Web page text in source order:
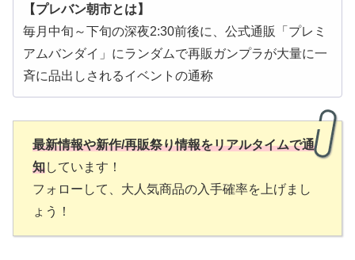
【プレバン朝市とは】
毎月中旬～下旬の深夜2:30前後に、公式通販「プレミ
アムバンダイ」にランダムで再販ガンプラが大量に一
斉に品出しされるイベントの通称
最新情報や新作/再販祭り情報をリアルタイムで通
知しています！
フォローして、大人気商品の入手確率を上げまし
ょう！